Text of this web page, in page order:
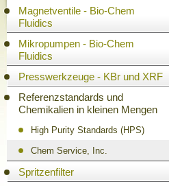
Magnetventile - Bio-Chem
Fluidics
Mikropumpen - Bio-Chem
Fluidics
Presswerkzeuge - KBr und XRF
Referenzstandards und
Chemikalien in kleinen Mengen
High Purity Standards (HPS)
Chem Service, Inc.
Spritzenfilter